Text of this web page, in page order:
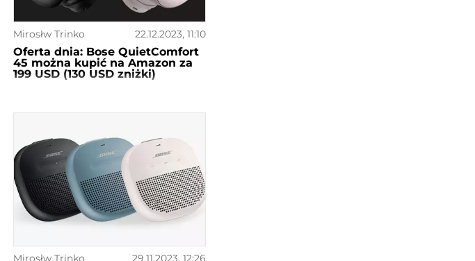
Mirosłw Trinko 22.12.2023, 11:10
Oferta dnia: Bose QuietComfort
45 można kupić na Amazon za
199 USD (130 USD zniżki)
Mirosłw Trinko 29.11.2023, 12:26